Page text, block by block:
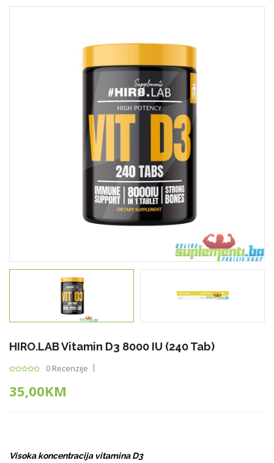
HIRO.LAB Vitamin D3 8000 IU (240 Tab)
0 Recenzije
35,00KM
Visoka koncentracija vitamina D3